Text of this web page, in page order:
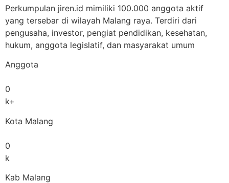
Perkumpulan jiren.id mimiliki 100.000 anggota aktif
yang tersebar di wilayah Malang raya. Terdiri dari
pengusaha, investor, pengiat pendidikan, kesehatan,
hukum, anggota legislatif, dan masyarakat umum
Anggota
0
k+
Kota Malang
0
k
Kab Malang